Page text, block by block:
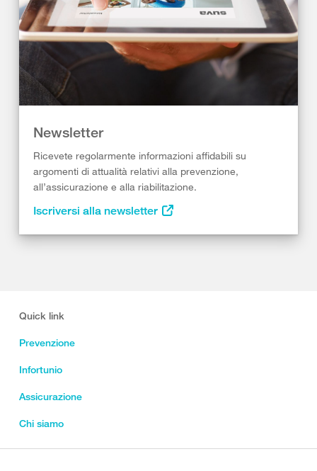
Newsletter
Ricevete regolarmente informazioni affidabili su
argomenti di attualità relativi alla prevenzione,
all’assicurazione e alla riabilitazione.
Iscriversi alla newsletter
Quick link
Prevenzione
Infortunio
Assicurazione
Chi siamo